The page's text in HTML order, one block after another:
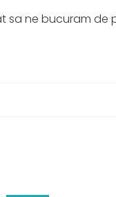
ne bucuram de